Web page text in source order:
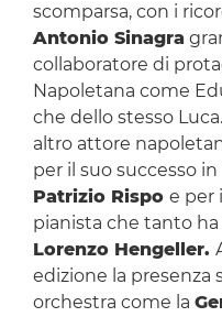
scomparsa, con i
Antonio Sinagra
collaboratore di
Napoletana come
che dello stesso
altro attore
per il suo successo
Patrizio Rispo e per
pianista che tanto ha
Lorenzo Hengeller.
edizione la presenza
orchestra come la